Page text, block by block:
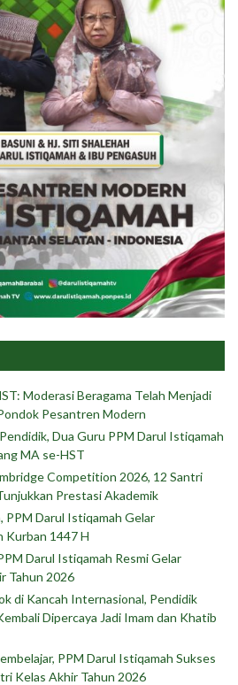
Moderasi Beragama Telah Menjadi
Pesantren Modern
Dua Guru PPM Darul Istiqamah
MA se-HST
Competition 2026, 12 Santri
Prestasi Akademik
Darul Istiqamah Gelar
Kurban 1447 H
Darul Istiqamah Resmi Gelar
Tahun 2026
di Kancah Internasional, Pendidik
Dipercaya Jadi Imam dan Khatib
PPM Darul Istiqamah Sukses
Kelas Akhir Tahun 2026